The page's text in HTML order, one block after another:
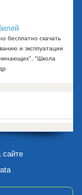
бесплатно скачать
и эксплуатации
"Школа
сайте